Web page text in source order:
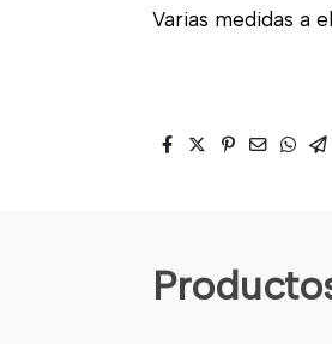
Varias medidas a